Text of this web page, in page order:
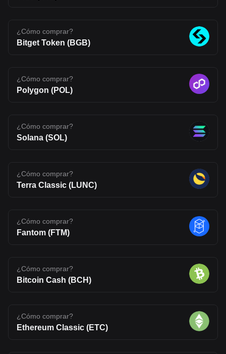
The opinions expressed in this article are for informational
purposes only. This article does not constitute an endorsement of
any of the products and services discussed or investment,
¿Cómo comprar?
Bitget Token (BGB)
¿Cómo comprar?
Polygon (POL)
¿Cómo comprar?
Solana (SOL)
¿Cómo comprar?
Terra Classic (LUNC)
¿Cómo comprar?
Fantom (FTM)
¿Cómo comprar?
Bitcoin Cash (BCH)
¿Cómo comprar?
Ethereum Classic (ETC)